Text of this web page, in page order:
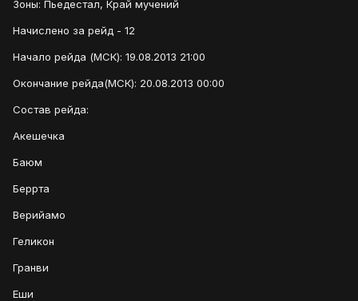
Зоны: Пьедестал, Край мучений
Начислено за рейд - 12
Начало рейда (МСК): 19.08.2013 21:00
Окончание рейда(МСК): 20.08.2013 00:00
Состав рейда:
Акешечка
Баюм
Беррта
Верийамо
Геликон
Гранви
Еши